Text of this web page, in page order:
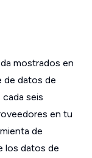
mostrados en
de datos de
seis
en tu
de
los datos de